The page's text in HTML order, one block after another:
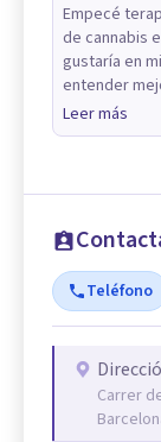
Empecé
de cannabis
gustaría en
entender
Leer más
Teléfono
Carrer